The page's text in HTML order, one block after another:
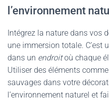
l’environnement
Intégrez la nature dans vos
une immersion totale. C’est
dans un endroitoù chaque
Utiliser des éléments
sauvages dans votre
l’environnement naturel et